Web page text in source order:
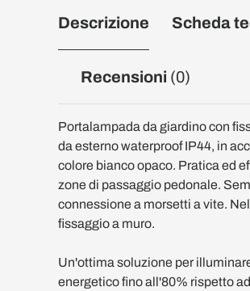
Descrizione
Portalampada da giardino con
da esterno waterproof IP44, in
colore bianco opaco. Pratica ed
zone di passaggio pedonale.
connessione a morsetti a vite.
fissaggio a muro.
Un'ottima soluzione per
energetico fino all'80% rispetto
Scheda
Recensioni (0)